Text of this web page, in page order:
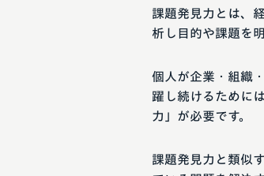
課題発見力とは、
析し目的や課題を
個人が企業・組織
躍し続けるために
力」が必要です。
課題発見力と類似